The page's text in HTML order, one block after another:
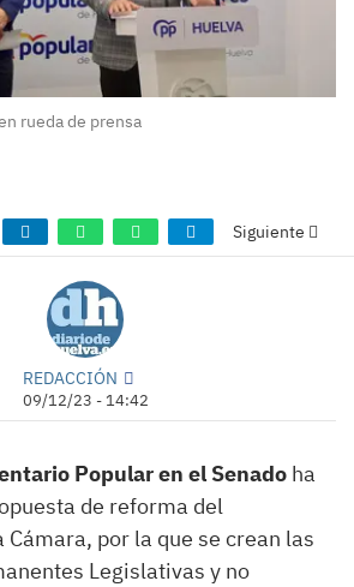
rueda de prensa
Siguiente
REDACCIÓN
09/12/23 - 14:42
Popular en el Senado ha
de reforma del
Cámara, por la que se crean las
Legislativas y no